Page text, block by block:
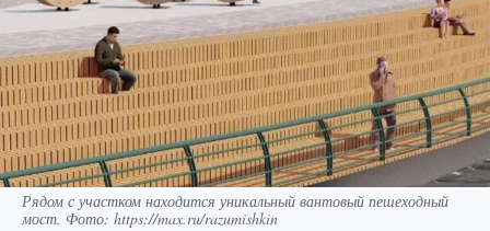
Рядом с участком находится уникальный вантовый пешеходный
мост. Фото: https://max.ru/razumishkin